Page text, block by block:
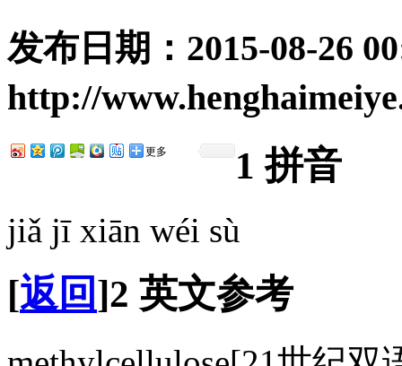
发布日期： 2015-08-26
http://
更多 1 拼音
jiǎ jī xiān wéi sù
[返回]2 英文参考